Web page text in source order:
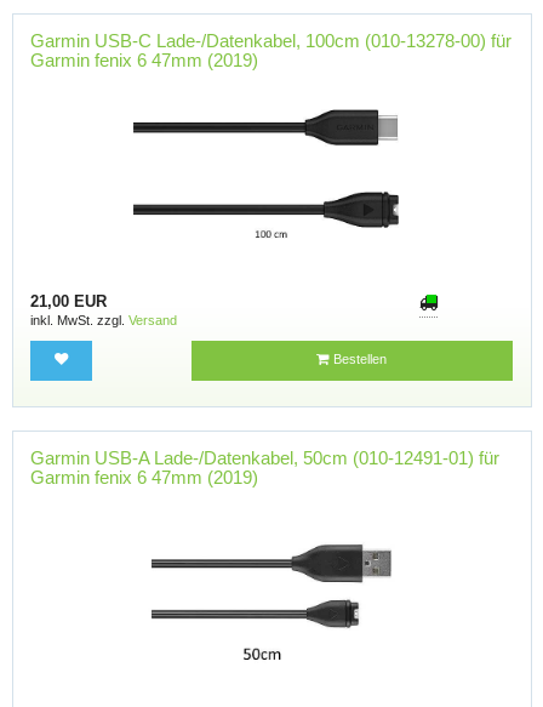
Garmin USB-C Lade-/Datenkabel, 100cm (010-13278-00) für
Garmin fenix 6 47mm (2019)
21,00 EUR
inkl. MwSt. zzgl. Versand
Bestellen
Garmin USB-A Lade-/Datenkabel, 50cm (010-12491-01) für
Garmin fenix 6 47mm (2019)